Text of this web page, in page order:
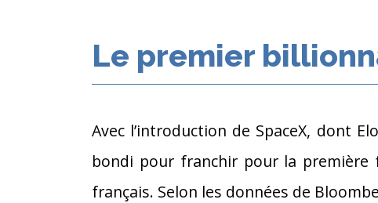
Le premier
Avec l’introduction de SpaceX, dont
bondi pour franchir pour la première
français. Selon les données de